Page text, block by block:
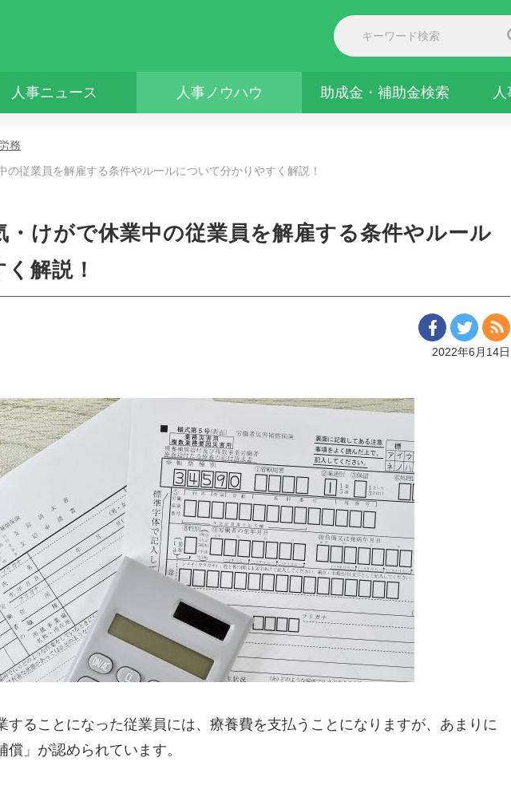
人事ニュース 人事ノウハウ 助成金・補助金検索
務
従業員を解雇する条件やルールについて分かりやすく解説！
・けがで休業中の従業員を解雇する条件やルール
解説！
2022年6月14日
することになった従業員には、療養費を支払うことになりますが、あまりに
」が認められています。